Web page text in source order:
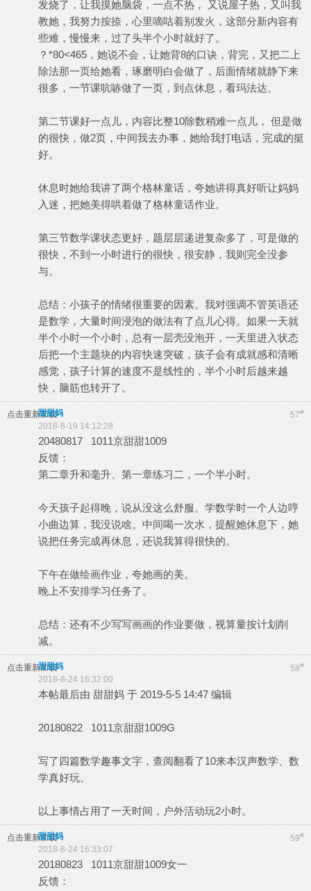
发烧了，让我摸她脑袋，一点不热， 又说屋子热，又叫我
教她，我努力按捺，心里嘀咕着别发火，这部分新内容有
些难，慢慢来，过了头半个小时就好了。
？*80<465，她说不会，让她背8的口诀，背完，又把二上
除法那一页给她看，琢磨明白会做了，后面情绪就静下来
很多，一节课吭哧做了一页，到点休息，看玛法达。
第二节课好一点儿，内容比整10除数稍难一点儿， 但是做
的很快，做2页，中间我去办事，她给我打电话，完成的挺
好。
休息时她给我讲了两个格林童话，夸她讲得真好听让妈妈
入迷，把她美得哄着做了格林童话作业。
第三节数学课状态更好，题层层递进复杂多了，可是做的
很快，不到一小时进行的很快，很安静，我则完全没参
与。
总结：小孩子的情绪很重要的因素。我对强调不管英语还
是数学，大量时间浸泡的做法有了点儿心得。如果一天就
半个小时一个小时，总有一层壳没泡开，一天里进入状态
后把一个主题块的内容快速突破，孩子会有成就感和清晰
感觉，孩子计算的速度不是线性的，半个小时后越来越
快，脑筋也转开了。
点击重新加载 57#
甜甜妈
2018-8-19 14:12:28
20480817 1011京甜甜1009
反馈：
第二章升和毫升、第一章练习二，一个半小时。
今天孩子起得晚，说从没这么舒服。学数学时一个人边哼
小曲边算，我没说啥。中间喝一次水，提醒她休息下，她
说把任务完成再休息，还说我算得很快的。
下午在做绘画作业，夸她画的美。
晚上不安排学习任务了。
总结：还有不少写写画画的作业要做，视算量按计划削
减。
点击重新加载 58#
甜甜妈
2018-8-24 16:32:00
本帖最后由 甜甜妈 于 2019-5-5 14:47 编辑
20180822 1011京甜甜1009G
写了四篇数学趣事文字，查阅翻看了10来本汉声数学、数
学真好玩。
以上事情占用了一天时间，户外活动玩2小时。
点击重新加载 59#
甜甜妈
2018-8-24 16:33:07
20180823 1011京甜甜1009女一
反馈：